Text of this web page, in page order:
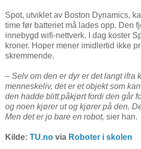
Spot, utviklet av Boston Dynamics,
time før batteriet må lades opp. Den
innebygd wifi-nettverk. I dag koster
kroner. Hoper mener imidlertid ikke
skremmende.
– Selv om den er dyr er det langt ifra
menneskeliv, det er et objekt som
den hadde blitt påkjørt fordi den går
og noen kjører ut og kjører på den.
Men det er jo bare en robot, sier han.
Kilde: TU.no via Roboter i skolen